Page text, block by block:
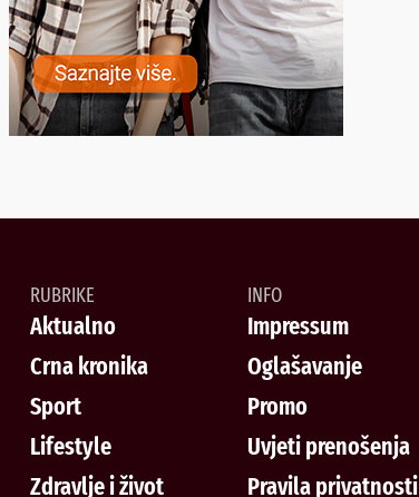
RUBRIKE
Aktualno
Crna kronika
Sport
Lifestyle
Zdravlje i život
INFO
Impressum
Oglašavanje
Promo
Uvjeti prenošenja
Pravila privatnosti